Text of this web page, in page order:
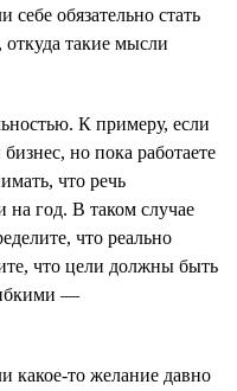
обязательно стать
такие мысли
К примеру, если
но пока работаете
что речь
на год. В таком случае
что реально
что цели должны быть
—
какое-то желание давно